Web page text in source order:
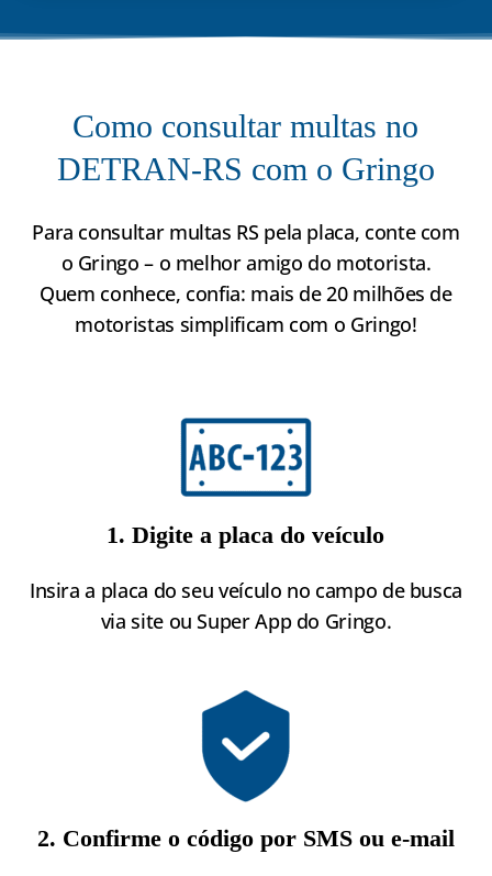
Como consultar multas no
DETRAN-RS com o Gringo
Para consultar multas RS pela placa, conte com
o Gringo – o melhor amigo do motorista.
Quem conhece, confia: mais de 20 milhões de
motoristas simplificam com o Gringo!
1. Digite a placa do veículo
Insira a placa do seu veículo no campo de busca
via site ou Super App do Gringo.
2. Confirme o código por SMS ou e-mail